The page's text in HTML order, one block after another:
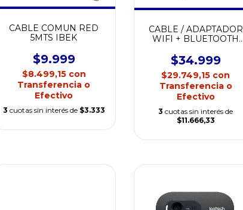
CABLE COMUN RED
5MTS IBEK
$9.999
$8.499,15 con
Transferencia o
Efectivo
3 cuotas sin interés de $3.333
CABLE / ADAPTADOR
WIFI + BLUETOOTH
$34.999
$29.749,15 con
Transferencia o
Efectivo
3 cuotas sin interés de
$11.666,33